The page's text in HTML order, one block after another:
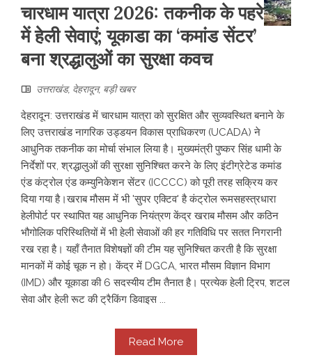
चारधाम यात्रा 2026: तकनीक के पहरे
में हेली सेवाएं; यूकाडा का ‘कमांड सेंटर’
बना श्रद्धालुओं का सुरक्षा कवच
उत्तराखंड, देहरादून, बड़ी खबर
देहरादून: उत्तराखंड में चारधाम यात्रा को सुरक्षित और सुव्यवस्थित बनाने के
लिए उत्तराखंड नागरिक उड्डयन विकास प्राधिकरण (UCADA) ने
आधुनिक तकनीक का मोर्चा संभाल लिया है। मुख्यमंत्री पुष्कर सिंह धामी के
निर्देशों पर, श्रद्धालुओं की सुरक्षा सुनिश्चित करने के लिए इंटीग्रेटेड कमांड
एंड कंट्रोल एंड कम्युनिकेशन सेंटर (ICCCC) को पूरी तरह सक्रिय कर
दिया गया है। ​खराब मौसम में भी 'सुपर एक्टिव' है कंट्रोल रूम ​सहस्त्रधारा
हेलीपोर्ट पर स्थापित यह आधुनिक नियंत्रण केंद्र खराब मौसम और कठिन
भौगोलिक परिस्थितियों में भी हेली सेवाओं की हर गतिविधि पर सतत निगरानी
रख रहा है। यहाँ तैनात विशेषज्ञों की टीम यह सुनिश्चित करती है कि सुरक्षा
मानकों में कोई चूक न हो। ​ ​ केंद्र में DGCA, भारत मौसम विज्ञान विभाग
(IMD) और यूकाडा की 6 सदस्यीय टीम तैनात है। ​ प्रत्येक हेली ट्रिप, शटल
सेवा और हेली रूट की ट्रैकिंग डिवाइस ...
Read More